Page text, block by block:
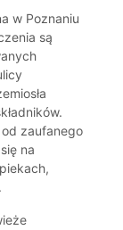
w Poznaniu
są
zaufanego
na